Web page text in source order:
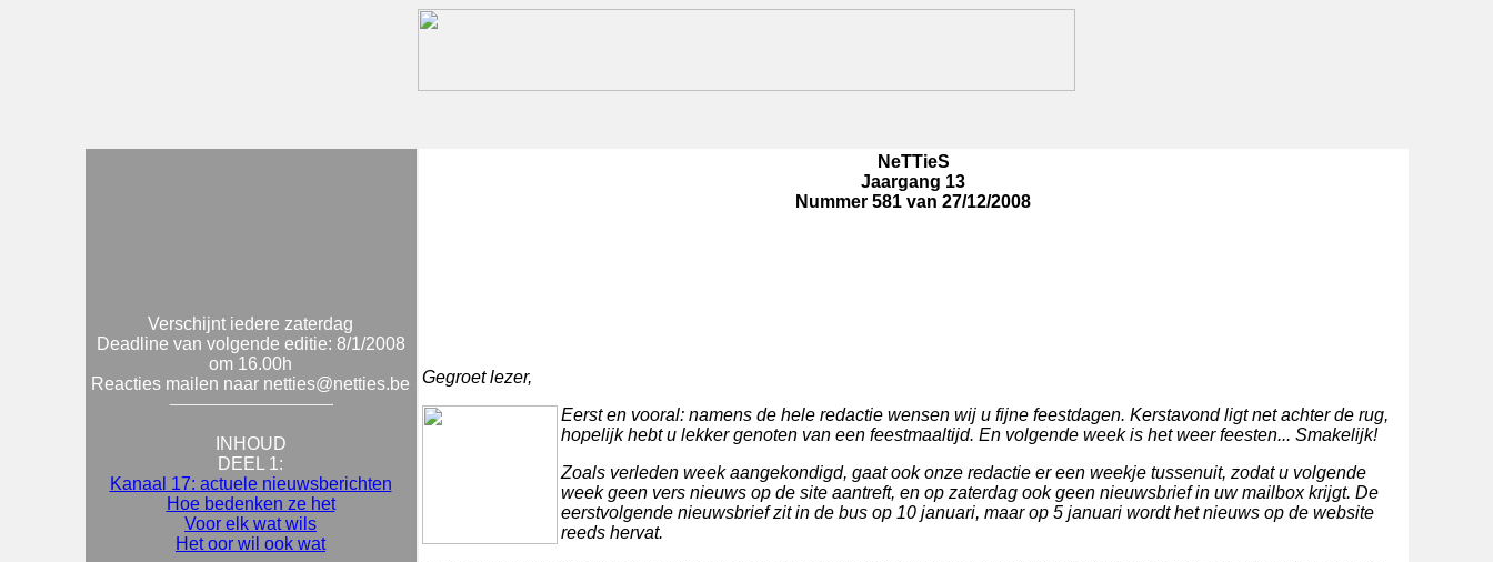
Verschijnt iedere zaterdag
Deadline van volgende editie: 8/1/2008
om 16.00h
Reacties mailen naar netties@netties.be
INHOUD
DEEL 1:
Kanaal 17: actuele nieuwsberichten
Hoe bedenken ze het
Voor elk wat wils
Het oor wil ook wat
NeTTieS
Jaargang 13
Nummer 581 van 27/12/2008
Gegroet lezer,
Eerst en vooral: namens de hele redactie wensen wij u fijne feestdagen. Kerstavond ligt net achter de rug,
hopelijk hebt u lekker genoten van een feestmaaltijd. En volgende week is het weer feesten... Smakelijk!
Zoals verleden week aangekondigd, gaat ook onze redactie er een weekje tussenuit, zodat u volgende
week geen vers nieuws op de site aantreft, en op zaterdag ook geen nieuwsbrief in uw mailbox krijgt. De
eerstvolgende nieuwsbrief zit in de bus op 10 januari, maar op 5 januari wordt het nieuws op de website
reeds hervat.